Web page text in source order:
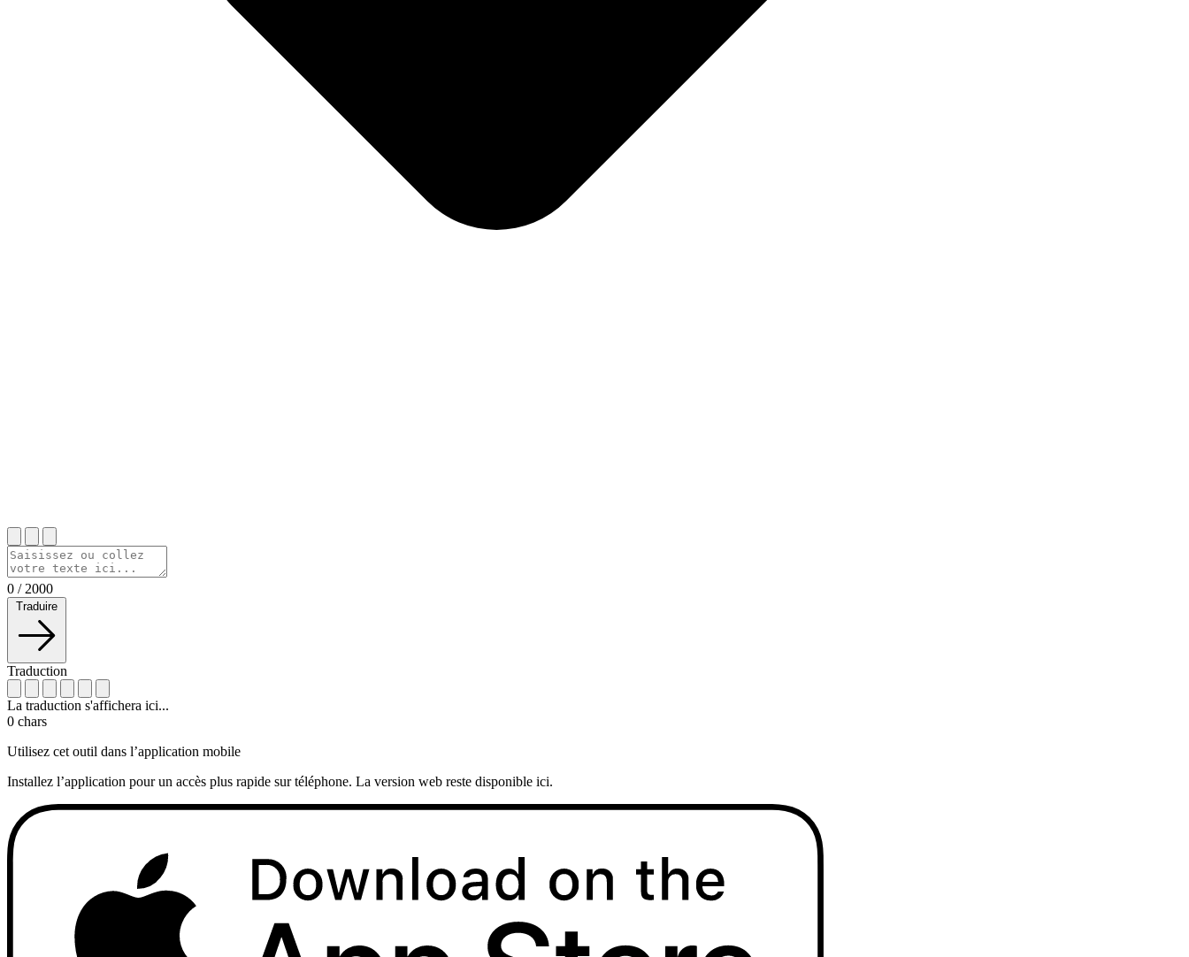
0 / 2000
Traduire
Traduction
La traduction s'affichera ici...
0 chars
Utilisez cet outil dans l’application mobile
Installez l’application pour un accès plus rapide sur téléphone. La version web reste disponible ici.